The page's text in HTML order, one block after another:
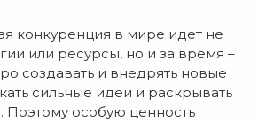
конкуренция в мире идет не
или ресурсы, но и за время –
создавать и внедрять новые
сильные идеи и раскрывать
Поэтому особую ценность